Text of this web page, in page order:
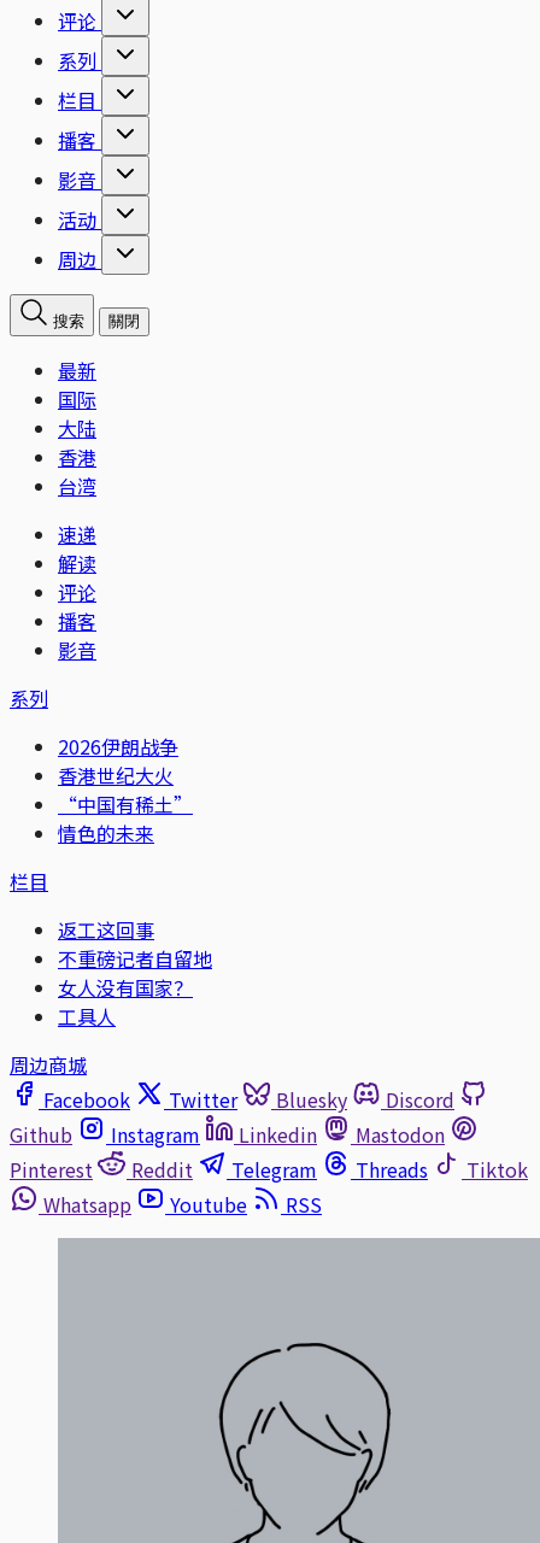
评论
系列
栏目
播客
影音
活动
周边
搜索 關閉
最新
国际
大陆
香港
台湾
速递
解读
评论
播客
影音
系列
2026伊朗战争
香港世纪大火
“中国有稀土”
情色的未来
栏目
返工这回事
不重磅记者自留地
女人没有国家？
工具人
周边商城
Facebook
Twitter Bluesky
Discord
Github
Instagram Linkedin
Mastodon
Pinterest
Reddit Telegram Threads
Tiktok
Whatsapp
Youtube RSS